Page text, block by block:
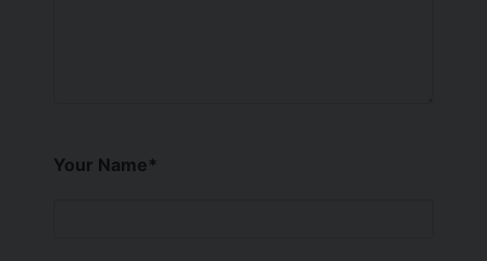
Your Name*